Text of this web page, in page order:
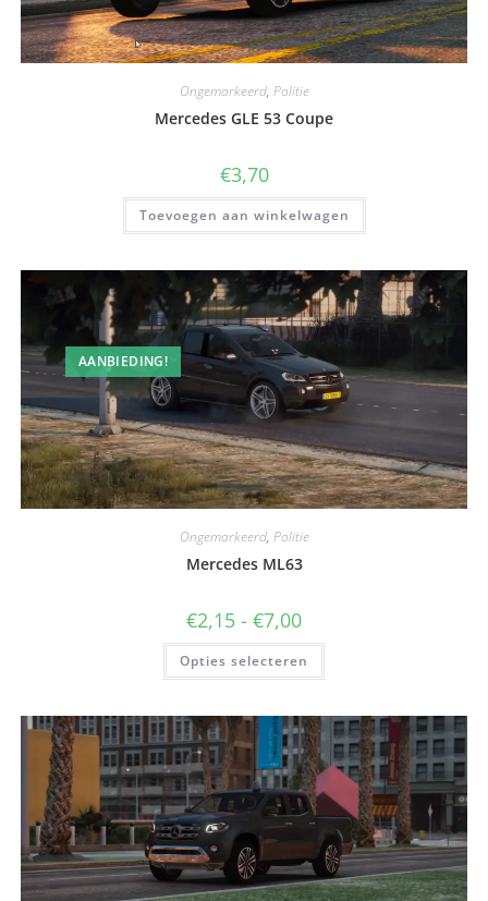
Ongemarkeerd, Politie
Mercedes GLE 53 Coupe
€3,70
Toevoegen aan winkelwagen
AANBIEDING!
Ongemarkeerd, Politie
Mercedes ML63
€2,15 - €7,00
Opties selecteren